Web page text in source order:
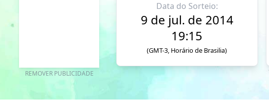
REMOVER PUBLICIDADE
Data do Sorteio:
9 de jul. de 2014
19:15
(GMT-3, Horário de Brasilia)